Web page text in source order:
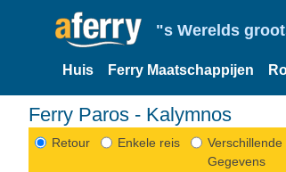
"s Werelds
Huis Ferry Maatschappijen
Ferry Paros - Kalymnos
Retour Enkele reis
Gegevens